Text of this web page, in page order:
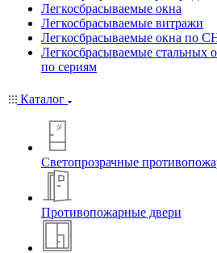
Легкосбрасываемые окна
Легкосбрасываемые витражи
Легкосбрасываемые окна по
Легкосбрасываемые стальных
по сериям
Каталог
Светопрозрачные
Противопожарные двери